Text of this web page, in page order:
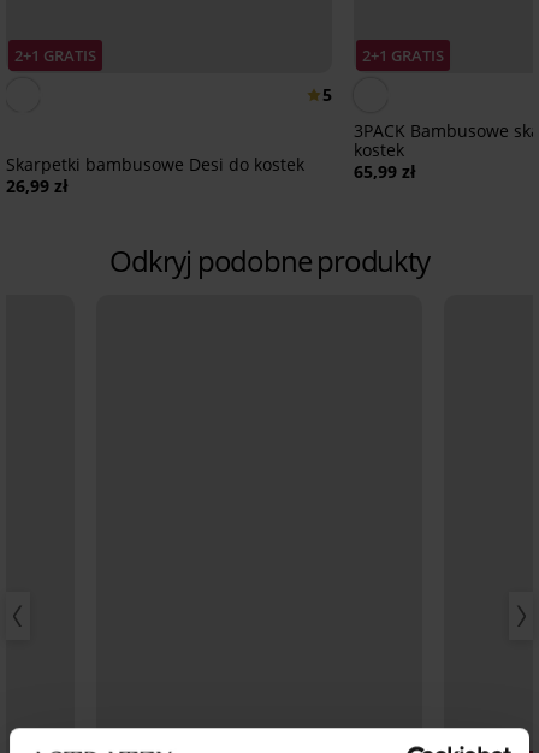
2+1 GRATIS
5
Skarpetki bambusowe Desi do kostek
26,99 zł
2+1 GRATIS
3PACK Bambusowe
kostek
65,99 zł
Odkryj podobne produkty